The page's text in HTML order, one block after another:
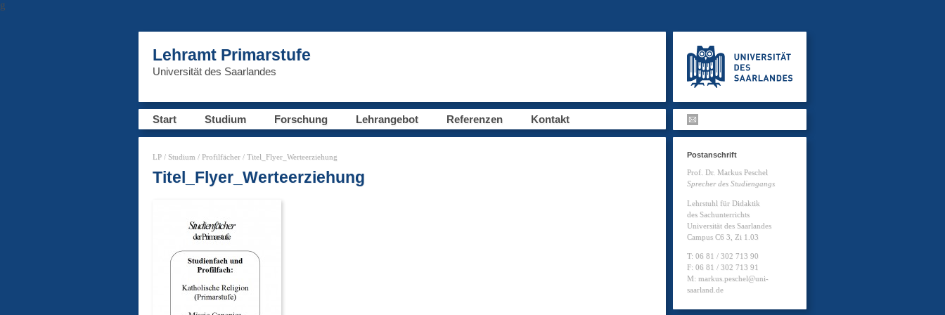
g
Lehramt Primarstufe
Universität des Saarlandes
Start Studium Forschung Lehrangebot Referenzen Kontakt
LP / Studium / Profilfächer / Titel_Flyer_Werteerziehung
Titel_Flyer_Werteerziehung
Postanschrift
Prof. Dr. Markus Peschel
Sprecher des Studiengangs
Lehrstuhl für Didaktik
des Sachunterrichts
Universität des Saarlandes
Campus C6 3, Zi 1.03
T: 06 81 / 302 713 90
F: 06 81 / 302 713 91
M: markus.peschel@uni-
saarland.de